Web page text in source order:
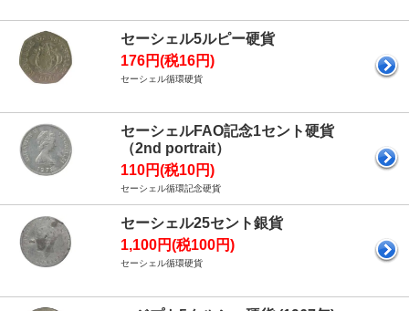
セーシェル5ルピー硬貨
176円(税16円)
セーシェル循環硬貨
セーシェルFAO記念1セント硬貨
（2nd portrait）
110円(税10円)
セーシェル循環記念硬貨
セーシェル25セント銀貨
1,100円(税100円)
セーシェル循環硬貨